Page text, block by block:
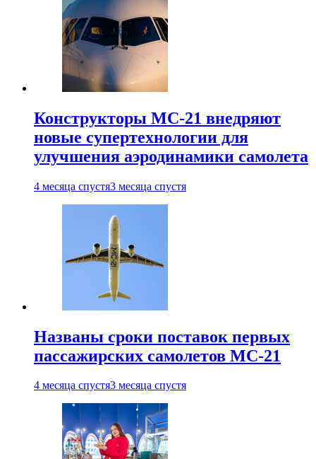
Конструкторы МС-21 внедряют
новые супертехнологии для
улучшения аэродинамики самолета
4 месяца спустя3 месяца спустя
Названы сроки поставок первых
пассажирских самолетов МС-21
4 месяца спустя3 месяца спустя